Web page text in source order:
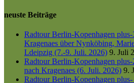
neuste Beiträge
Radtour Berlin-Kopenhagen
Kragenaes über Nynköbing,
Ldeipzig (7.-9. Juli. 2026) 9. Juli
Radtour Berlin-Kopenhagen
nach Kragenaes (6. Juli. 2026) 9.
Radtour Berlin-Kopenhagen